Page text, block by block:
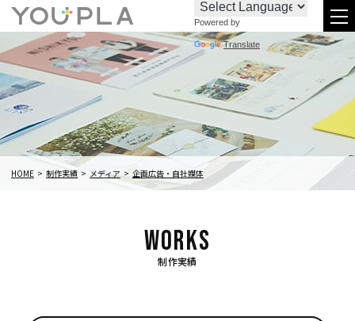
お
問
い
わ
せ
096-
288-
Powered by
Translate
メ
HOME 制作実績 メディア 企画広告・自社媒体
制作実績